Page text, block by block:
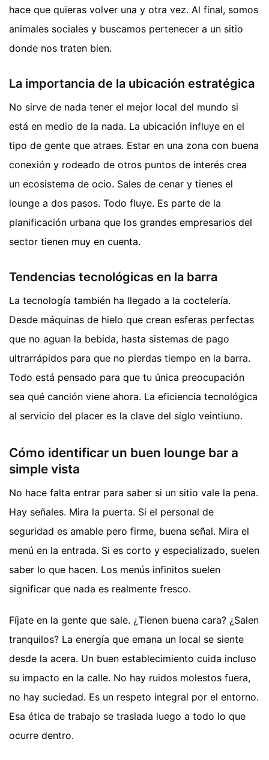
hace que quieras volver una y otra vez. Al final, somos
animales sociales y buscamos pertenecer a un sitio
donde nos traten bien.
La importancia de la ubicación estratégica
No sirve de nada tener el mejor local del mundo si
está en medio de la nada. La ubicación influye en el
tipo de gente que atraes. Estar en una zona con buena
conexión y rodeado de otros puntos de interés crea
un ecosistema de ocio. Sales de cenar y tienes el
lounge a dos pasos. Todo fluye. Es parte de la
planificación urbana que los grandes empresarios del
sector tienen muy en cuenta.
Tendencias tecnológicas en la barra
La tecnología también ha llegado a la coctelería.
Desde máquinas de hielo que crean esferas perfectas
que no aguan la bebida, hasta sistemas de pago
ultrarrápidos para que no pierdas tiempo en la barra.
Todo está pensado para que tu única preocupación
sea qué canción viene ahora. La eficiencia tecnológica
al servicio del placer es la clave del siglo veintiuno.
Cómo identificar un buen lounge bar a
simple vista
No hace falta entrar para saber si un sitio vale la pena.
Hay señales. Mira la puerta. Si el personal de
seguridad es amable pero firme, buena señal. Mira el
menú en la entrada. Si es corto y especializado, suelen
saber lo que hacen. Los menús infinitos suelen
significar que nada es realmente fresco.
Fíjate en la gente que sale. ¿Tienen buena cara? ¿Salen
tranquilos? La energía que emana un local se siente
desde la acera. Un buen establecimiento cuida incluso
su impacto en la calle. No hay ruidos molestos fuera,
no hay suciedad. Es un respeto integral por el entorno.
Esa ética de trabajo se traslada luego a todo lo que
ocurre dentro.